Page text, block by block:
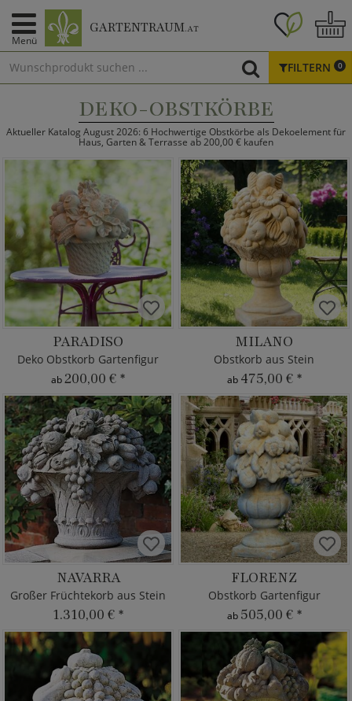
Menü
GARTENTRAUM.AT
FILTERN 0
DEKO-OBSTKÖRBE
Aktueller Katalog August 2026: 6 Hochwertige Obstkörbe als Dekoelement für
Haus, Garten & Terrasse ab 200,00 € kaufen
PARADISO
Deko Obstkorb Gartenfigur
ab200,00 € *
MILANO
Obstkorb aus Stein
ab 475,00 € *
NAVARRA
Großer Früchtekorb aus Stein
1.310,00 € *
FLORENZ
Obstkorb Gartenfigur
ab 505,00 € *